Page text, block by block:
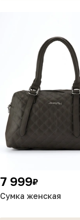
7 999₽
Сумка женская